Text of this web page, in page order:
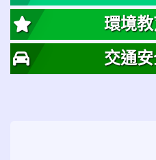
環境
交通